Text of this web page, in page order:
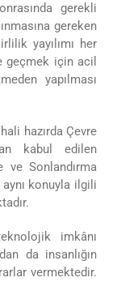
gerekli
gereken
yayılımı her
geçmek için acil
yapılması
hazırda Çevre
kabul edilen
ve Sonlandırma
aynı konuyla ilgili
imkânı
da insanlığın
vermektedir.